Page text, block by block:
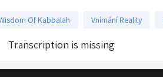
Of Kabbalah Vnímání Reality
Transcription is missing